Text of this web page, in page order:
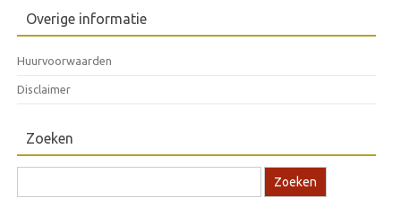
Overige informatie
Huurvoorwaarden
Disclaimer
Zoeken